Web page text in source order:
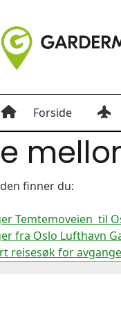
Forside
finner du:
Temtemoveien til
fra Oslo Lufthavn
reisesøk for